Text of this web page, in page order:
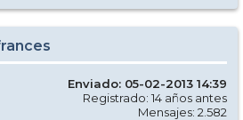
Enviado: 05-02-2013 14:39
Registrado: 14 años antes
Mensajes: 2.582